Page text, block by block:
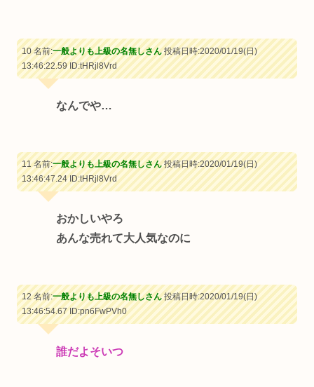
10 名前:一般よりも上級の名無しさん投稿日時:2020/01/19(日)
13:46:22.59ID:tHRjl8Vrd
なんでや…
11 名前:一般よりも上級の名無しさん投稿日時:2020/01/19(日)
13:46:47.24ID:tHRjl8Vrd
おかしいやろ
あんな売れて大人気なのに
12 名前:一般よりも上級の名無しさん投稿日時:2020/01/19(日)
13:46:54.67ID:pn6FwPVh0
誰だよそいつ